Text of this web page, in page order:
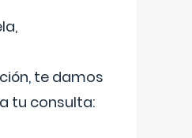
te damos
tu consulta: